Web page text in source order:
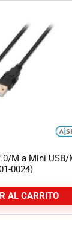
M a Mini USB/
0024)
AL CARRITO